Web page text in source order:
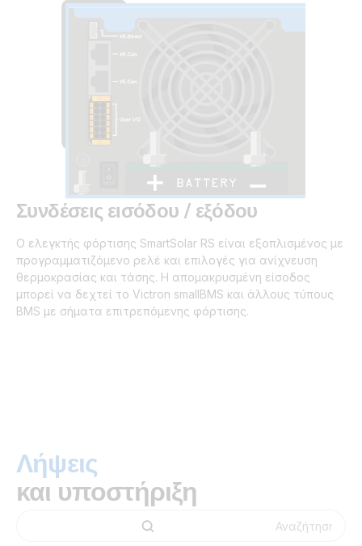
Συνδέσεις εισόδου / εξόδου
Ο ελεγκτής φόρτισης SmartSolar RS είναι εξοπλισμένος με
προγραμματιζόμενο ρελέ και επιλογές για ανίχνευση
θερμοκρασίας και τάσης. Η απομακρυσμένη είσοδος
μπορεί να δεχτεί το Victron smallBMS και άλλους τύπους
BMS με σήματα επιτρεπόμενης φόρτισης.
Λήψεις
και υποστήριξη